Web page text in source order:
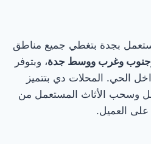
بجدة بتغطي جميع مناطق
وغرب ووسط جدة، وبتوفر
الحي. المحلات دي بتتميز
وسحب الأثاث المستعمل من
العميل.